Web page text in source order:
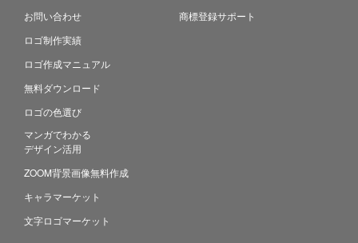
お問い合わせ
ロゴ制作実績
ロゴ作成マニュアル
無料ダウンロード
ロゴの色選び
マンガでわかる
デザイン活用
ZOOM背景画像無料作成
キャラマーケット
文字ロゴマーケット
商標登録サポート